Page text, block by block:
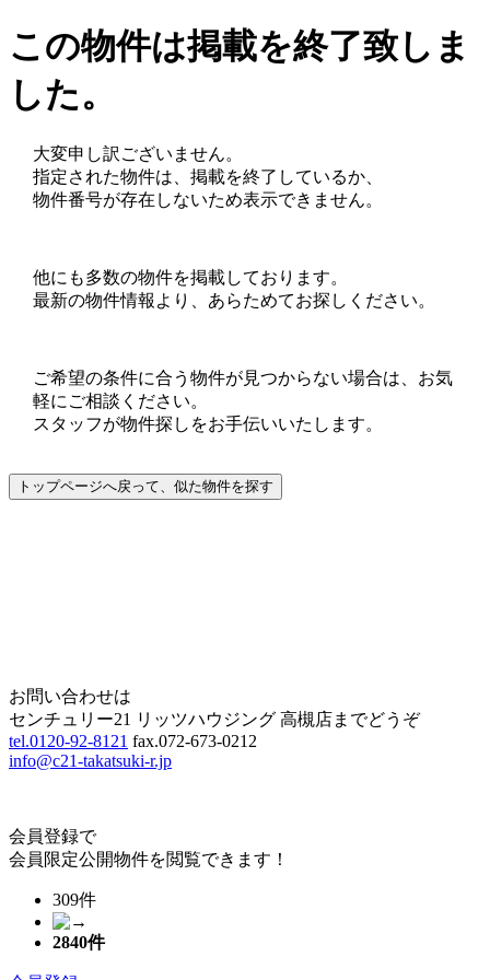
この物件は掲載を終了致しま
した。
大変申し訳ございません。
指定された物件は、掲載を終了しているか、
物件番号が存在しないため表示できません。
他にも多数の物件を掲載しております。
最新の物件情報より、あらためてお探しください。
ご希望の条件に合う物件が見つからない場合は、お気
軽にご相談ください。
スタッフが物件探しをお手伝いいたします。
お問い合わせは
センチュリー21 リッツハウジング 高槻店までどうぞ
tel.0120-92-8121 fax.072-673-0212
info@c21-takatsuki-r.jp
会員登録で
会員限定公開物件を閲覧できます！
309件
2840件